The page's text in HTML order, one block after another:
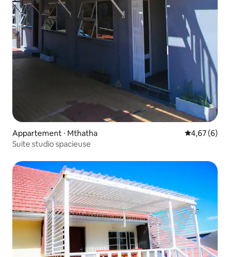
Appartement ⋅ Mthatha Évaluation
4,67 (6)
Suite studio spacieuse